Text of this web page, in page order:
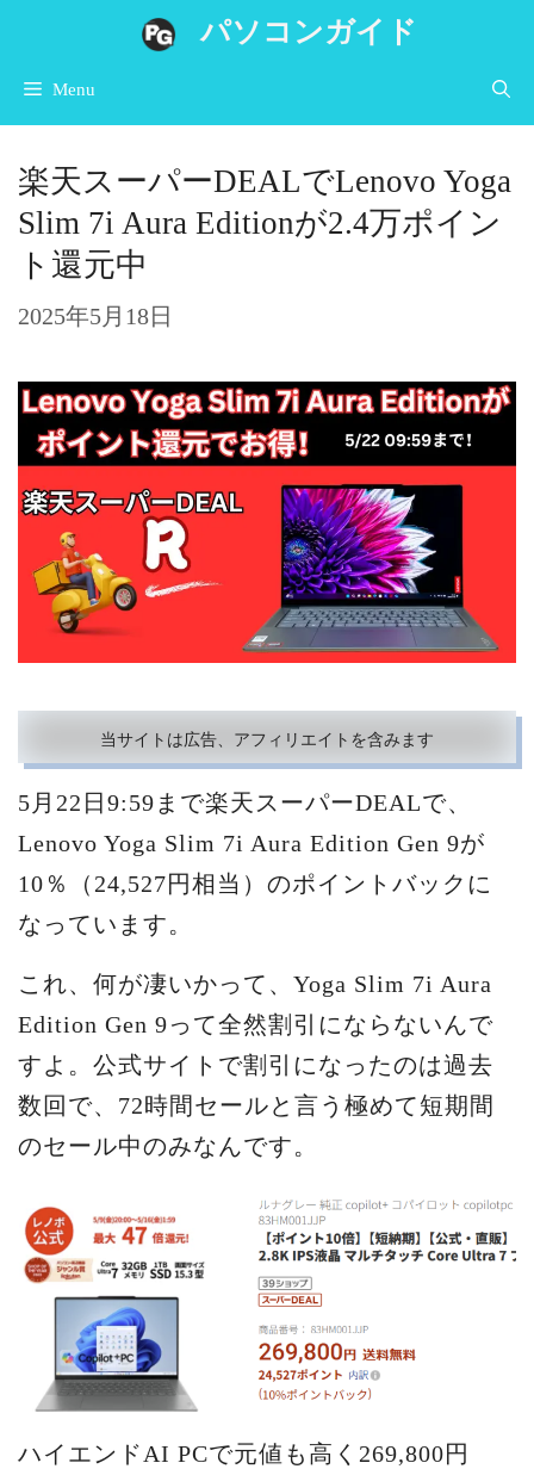
ツ
へ
キ
プ
パソコンガイド
Menu
楽天スーパーDEALでLenovo Yoga
Slim 7i Aura Editionが2.4万ポイン
ト還元中
2025年5月18日
当サイトは広告、アフィリエイトを含みます
5月22日9:59まで楽天スーパーDEALで、
Lenovo Yoga Slim 7i Aura Edition Gen 9が
10％（24,527円相当）のポイントバックに
なっています。
これ、何が凄いかって、Yoga Slim 7i Aura
Edition Gen 9って全然割引にならないんで
すよ。公式サイトで割引になったのは過去
数回で、72時間セールと言う極めて短期間
のセール中のみなんです。
ハイエンドAI PCで元値も高く269,800円